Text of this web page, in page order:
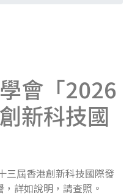
會「2026
新科技國
三屆香港創新科技國際發
詳如說明，請查照。